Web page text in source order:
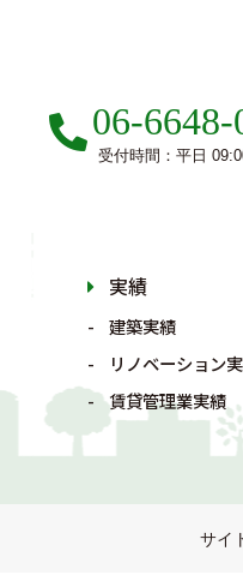
06-6648-
受付時間：平日
実績
建築実績
リノベーション
賃貸管理業実績
サイ